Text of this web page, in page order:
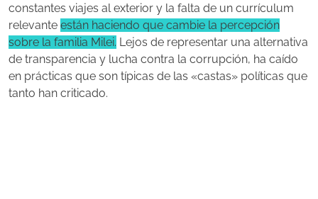
constantes viajes al exterior y la falta de un currículum
relevante están haciendo que cambie la percepción
sobre la familia Milei. Lejos de representar una alternativa
de transparencia y lucha contra la corrupción, ha caído
en prácticas que son típicas de las «castas» políticas que
tanto han criticado.